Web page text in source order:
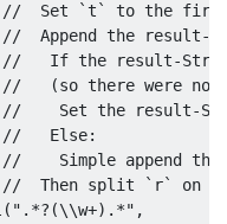
//  Set `t` to the first
//  Append the result-
//   If the result-
//   (so there were no
//    Set the result-
//   Else:
//    Simple append
//  Then split `r` on
( ".*?(\\w+).*" ,